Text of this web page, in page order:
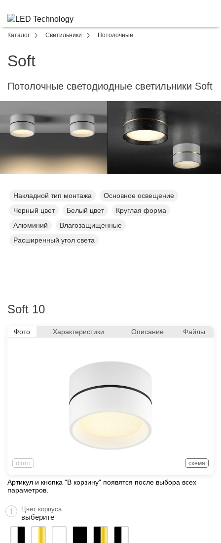
Каталог Светильники Потолочные
Soft
Потолочные светодиодные светильники Soft
Накладной тип монтажа
Основное освещение
Черный цвет
Белый цвет
Круглая форма
Алюминий
Влагозащищенные
Расширенный угол света
Soft 10
Фото Характеристики Описание Файлы
фото схема
Артикул и кнопка "В корзину" появятся после выбора всех
параметров.
1 Цвет корпуса
выберите